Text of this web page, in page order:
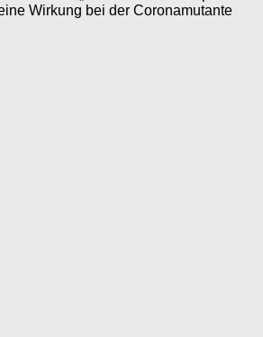
Wirkung bei der Coronamutante